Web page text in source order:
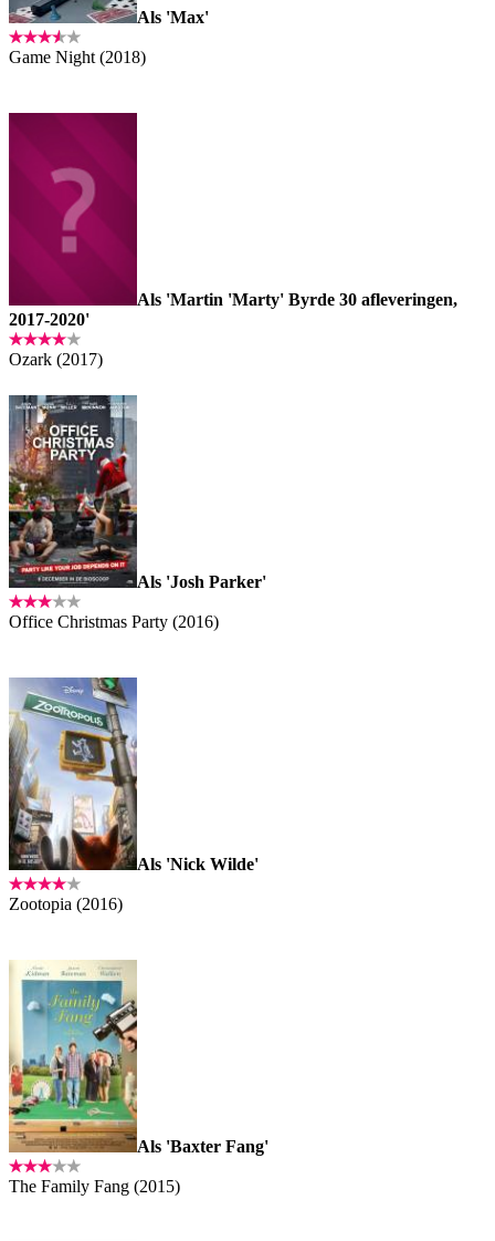
Als 'Max'
Game Night (2018)
Als 'Martin 'Marty' Byrde 30 afleveringen,
2017-2020'
Ozark (2017)
Als 'Josh Parker'
Office Christmas Party (2016)
Als 'Nick Wilde'
Zootopia (2016)
Als 'Baxter Fang'
The Family Fang (2015)